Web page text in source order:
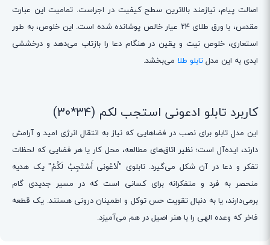
اصالت پیام، نیازمند بالاترین سطح کیفیت در اجراست. تمامیت این عبارت
مقدس، با ورق طلای ۲۴ عیار خالص پوشانده شده است. این خلوص، به طور
استعاری، خلوص نیت و یقین در هنگام دعا را بازتاب می‌دهد و درخششی
ابدی به این مدلتابلو طلا می‌بخشد.
کاربرد تابلو ادعونی استجب لکم (34*30)
این مدل تابلو برای نصب در فضاهایی که نیاز به انتقال انرژی امید و آرامش
دارند، ایده‌آل است؛ نظیر اتاق‌های مطالعه، محل کار یا هر فضایی که لحظات
تفکر و دعا در آن شکل می‌گیرد. تابلوی "اُدْعُونِی أَسْتَجِبْ لَكُمْ" یک هدیه
منحصر به فرد و متفکرانه برای کسانی است که در مسیر جدیدی گام
برمی‌دارند، یا به دنبال تقویت حس توکل و اطمینان درونی هستند. یک قطعه
فاخر که وعده الهی را با هنر اصیل در هم می‌آمیزد.